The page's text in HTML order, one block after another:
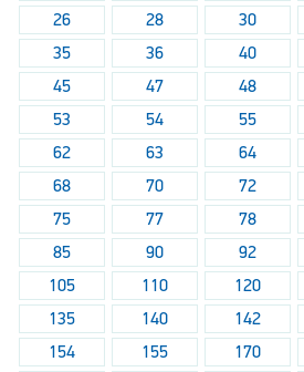
26
28 30
35
36 40
45
47 48
53
54 55
62
63 64
68
70 72
75
77 78
85
90 92
105
110 120
135
140 142
154
155 170